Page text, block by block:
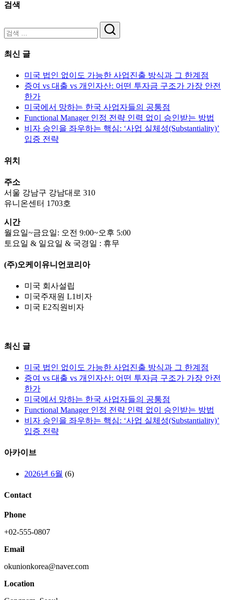
계
검색
검
최신 글
미국 법인 없이도 가능한 사업진출 방식과 그 한계점
증여 vs 대출 vs 개인자산: 어떤 투자금 구조가 가장 안전
한가
미국에서 망하는 한국 사업자들의 공통점
Functional Manager 인정 전략 인력 없이 승인받는 방법
비자 승인을 좌우하는 핵심: ‘사업 실체성(Substantiality)’
입증 전략
위치
주소
서울 강남구 강남대로 310
유니온센터 1703호
시간
월요일~금요일: 오전 9:00~오후 5:00
토요일 & 일요일 & 국경일 : 휴무
(주)오케이유니언코리아
미국 회사설립
미국주재원 L1비자
미국 E2직원비자
최신 글
미국 법인 없이도 가능한 사업진출 방식과 그 한계점
증여 vs 대출 vs 개인자산: 어떤 투자금 구조가 가장 안전
한가
미국에서 망하는 한국 사업자들의 공통점
Functional Manager 인정 전략 인력 없이 승인받는 방법
비자 승인을 좌우하는 핵심: ‘사업 실체성(Substantiality)’
입증 전략
아카이브
2026년 6월 (6)
Contact
Phone
+02-555-0807
Email
okunionkorea@naver.com
Location